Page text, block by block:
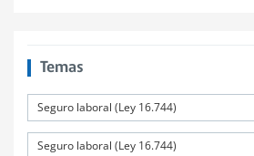
Temas
Seguro laboral (Ley 16.744)
Seguro laboral (Ley 16.744)